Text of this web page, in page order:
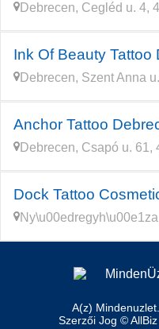
Debrecen, Cegléd u. 4,
Ink Of Beauty Tattoo
Debrecen, Szent Anna
Anchor Tattoo
Debrecen, Csapó u. 61,
Dock Tattoo
A(z)
Szerzői Jog ©